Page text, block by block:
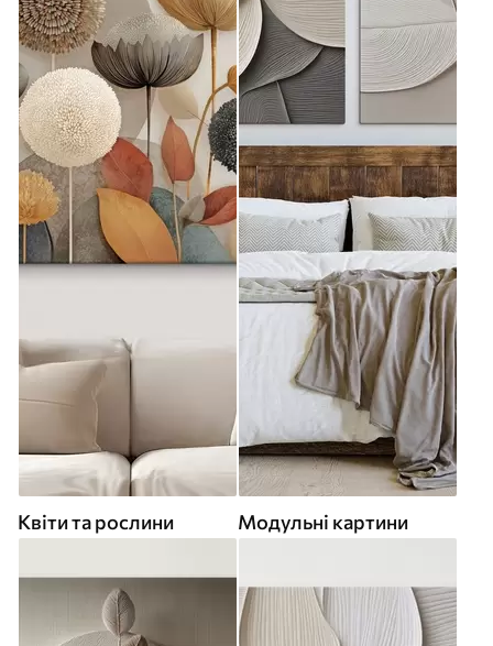
Квіти та рослини Модульні картини